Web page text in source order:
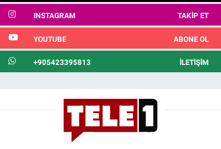
INSTAGRAM TAKIP ET
YOUTUBE ABONE OL
+905423395813 İLETIŞIM